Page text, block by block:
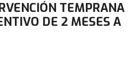
TEMPRANA
DE 2 MESES A